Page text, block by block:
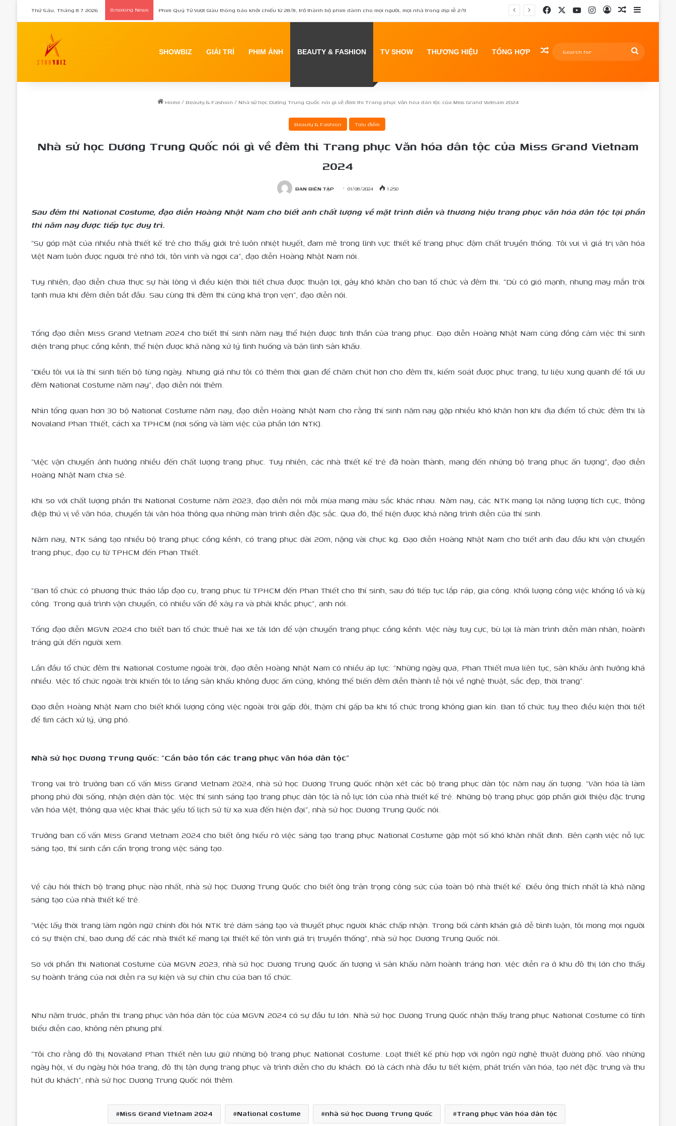
Thứ Sáu, Tháng 8 7 2026 Breaking News Phim Quý Tử Vượt Giàu thông báo khởi chiếu từ 28/8, trở thành bộ phim dành cho mọi người, mọi nhà trong dịp lễ 2/9 FacebookYouTubeInstagram
Log InRandom Article
Sidebar
SHOWBIZ GIẢI TRÍ PHIM ẢNH BEAUTY & FASHION TV SHOW THƯƠNG HIỆU TỔNG HỢP Random Article
Search
Home/ Beauty & Fashion / Nhà sử học Dương Trung Quốc nói gì về đêm thi Trang phục Văn hóa dân tộc của Miss Grand Vietnam 2024
Beauty & Fashion Tiêu điểm
Nhà sử học Dương Trung Quốc nói gì về đêm thi Trang phục Văn hóa dân tộc của Miss Grand Vietnam
2024
BAN BIÊN TẬP 01/08/2024 1.250
Sau đêm thi National Costume, đạo diễn Hoàng Nhật Nam cho biết anh chất lượng về mặt trình diễn và thương hiệu trang phục văn hóa dân tộc tại phần
thi năm nay được tiếp tục duy trì.
“Sự góp mặt của nhiều nhà thiết kế trẻ cho thấy giới trẻ luôn nhiệt huyết, đam mê trong lĩnh vực thiết kế trang phục đậm chất truyền thống. Tôi vui vì giá trị văn hóa
Việt Nam luôn được người trẻ nhớ tới, tôn vinh và ngợi ca”, đạo diễn Hoàng Nhật Nam nói.
Tuy nhiên, đạo diễn chưa thực sự hài lòng vì điều kiện thời tiết chưa được thuận lợi, gây khó khăn cho ban tổ chức và đêm thi. “Dù có gió mạnh, nhưng may mắn trời
tạnh mưa khi đêm diễn bắt đầu. Sau cùng thì đêm thi cũng khá trọn vẹn”, đạo diễn nói.
Tổng đạo diễn Miss Grand Vietnam 2024 cho biết thí sinh năm nay thể hiện được tinh thần của trang phục. Đạo diễn Hoàng Nhật Nam cũng đồng cảm việc thí sinh
diện trang phục cồng kềnh, thể hiện được khả năng xử lý tình huống và bản lĩnh sân khấu.
“Điều tôi vui là thí sinh tiến bộ từng ngày. Nhưng giá như tôi có thêm thời gian để chăm chút hơn cho đêm thi, kiểm soát được phục trang, tư liệu xung quanh để tối ưu
đêm National Costume năm nay”, đạo diễn nói thêm.
Nhìn tổng quan hơn 30 bộ National Costume năm nay, đạo diễn Hoàng Nhật Nam cho rằng thí sinh năm nay gặp nhiều khó khăn hơn khi địa điểm tổ chức đêm thi là
Novaland Phan Thiết, cách xa TPHCM (nơi sống và làm việc của phần lớn NTK).
“Việc vận chuyển ảnh hưởng nhiều đến chất lượng trang phục. Tuy nhiên, các nhà thiết kế trẻ đã hoàn thành, mang đến những bộ trang phục ấn tượng”, đạo diễn
Hoàng Nhật Nam chia sẻ.
Khi so với chất lượng phần thi National Costume năm 2023, đạo diễn nói mỗi mùa mang màu sắc khác nhau. Năm nay, các NTK mang lại năng lượng tích cực, thông
điệp thú vị về văn hóa, chuyển tải văn hóa thông qua những màn trình diễn đặc sắc. Qua đó, thể hiện được khả năng trình diễn của thí sinh.
Năm nay, NTK sáng tạo nhiều bộ trang phục cồng kềnh, có trang phục dài 20m, nặng vài chục kg. Đạo diễn Hoàng Nhật Nam cho biết anh đau đầu khi vận chuyển
trang phục, đạo cụ từ TPHCM đến Phan Thiết.
“Ban tổ chức có phương thức tháo lắp đạo cụ, trang phục từ TPHCM đến Phan Thiết cho thí sinh, sau đó tiếp tục lắp ráp, gia công. Khối lượng công việc khổng lồ và kỳ
công. Trong quá trình vận chuyển, có nhiều vấn đề xảy ra và phải khắc phục”, anh nói.
Tổng đạo diễn MGVN 2024 cho biết ban tổ chức thuê hai xe tải lớn để vận chuyển trang phục cồng kềnh. Việc này tuy cực, bù lại là màn trình diễn mãn nhãn, hoành
tráng gửi đến người xem.
Lần đầu tổ chức đêm thi National Costume ngoài trời, đạo diễn Hoàng Nhật Nam có nhiều áp lực: “Những ngày qua, Phan Thiết mưa liên tục, sân khấu ảnh hưởng khá
nhiều. Việc tổ chức ngoài trời khiến tôi lo lắng sân khấu không được ấm cúng, không thể biến đêm diễn thành lễ hội về nghệ thuật, sắc đẹp, thời trang”.
Đạo diễn Hoàng Nhật Nam cho biết khối lượng công việc ngoài trời gấp đôi, thậm chí gấp ba khi tổ chức trong không gian kín. Ban tổ chức tuy theo điều kiện thời tiết
để tìm cách xử lý, ứng phó.
Nhà sử học Dương Trung Quốc: “Cần bảo tồn các trang phục văn hóa dân tộc”
Trong vai trò trưởng ban cố vấn Miss Grand Vietnam 2024, nhà sử học Dương Trung Quốc nhận xét các bộ trang phục dân tộc năm nay ấn tượng. “Văn hóa là làm
phong phú đời sống, nhận diện dân tộc. Việc thí sinh sáng tạo trang phục dân tộc là nỗ lực lớn của nhà thiết kế trẻ. Những bộ trang phục góp phần giới thiệu đặc trưng
văn hóa Việt, thông qua việc khai thác yếu tố lịch sử từ xa xưa đến hiện đại”, nhà sử học Dương Trung Quốc nói.
Trưởng ban cố vấn Miss Grand Vietnam 2024 cho biết ông hiểu rõ việc sáng tạo trang phục National Costume gặp một số khó khăn nhất đinh. Bên cạnh việc nỗ lực
sáng tạo, thí sinh cần cẩn trọng trong việc sáng tạo.
Về câu hỏi thích bộ trang phục nào nhất, nhà sử học Dương Trung Quốc cho biết ông trân trọng công sức của toàn bộ nhà thiết kế. Điều ông thích nhất là khả năng
sáng tạo của nhà thiết kế trẻ.
“Việc lấy thời trang làm ngôn ngữ chính đòi hỏi NTK trẻ dám sáng tạo và thuyết phục người khác chấp nhận. Trong bối cảnh khán giả dễ bình luận, tôi mong mọi người
có sự thiện chí, bao dung để các nhà thiết kế mang lại thiết kế tôn vinh giá trị truyền thống”, nhà sử học Dương Trung Quốc nói.
So với phần thi National Costume của MGVN 2023, nhà sử học Dương Trung Quốc ấn tượng vì sân khấu năm hoành tráng hơn. Việc diễn ra ở khu đô thị lớn cho thấy
sự hoành tráng của nơi diễn ra sự kiện và sự chỉn chu của ban tổ chức.
Như năm trước, phần thi trang phục văn hóa dân tộc của MGVN 2024 có sự đầu tư lớn. Nhà sử học Dương Trung Quốc nhận thấy trang phục National Costume có tính
biểu diễn cao, không nên phung phí.
“Tôi cho rằng đô thị Novaland Phan Thiết nên lưu giữ những bộ trang phục National Costume. Loạt thiết kế phù hợp với ngôn ngữ nghệ thuật đường phố. Vào những
ngày hội, ví dụ ngày hội hóa trang, đô thị tận dụng trang phục và trình diễn cho du khách. Đó là cách nhà đầu tư tiết kiệm, phát triển văn hóa, tạo nét đặc trưng và thu
hút du khách”, nhà sử học Dương Trung Quốc nói thêm.
Miss Grand Vietnam 2024 National costume nhà sử học Dương Trung Quốc Trang phục Văn hóa dân tộc